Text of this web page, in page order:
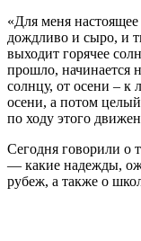
«Для меня настоящее
дождливо и сыро, и
выходит горячее
прошло, начинается
солнцу, от осени – к
осени, а потом
по ходу этого
Сегодня говорили о
— какие надежды,
рубеж, а также о